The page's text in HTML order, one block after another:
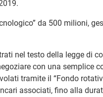
da 500 milioni,
nel testo della legge di
con una semplice
tramite il “Fondo
associati, fino alla